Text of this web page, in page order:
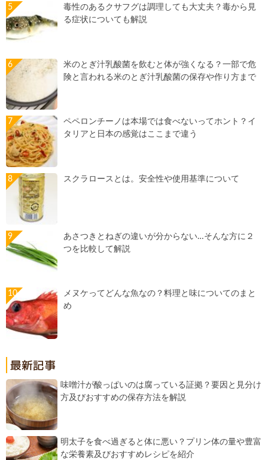
毒性のあるクサフグは調理しても大丈夫？毒から見
る症状についても解説
米のとぎ汁乳酸菌を飲むと体が強くなる？一部で危
険と言われる米のとぎ汁乳酸菌の保存や作り方まで
ペペロンチーノは本場では食べないってホント？イ
タリアと日本の感覚はここまで違う
スクラロースとは。安全性や使用基準について
あさつきとねぎの違いが分からない…そんな方に２
つを比較して解説
メヌケってどんな魚なの？料理と味についてのまと
め
味噌汁が酸っぱいのは腐っている証拠？要因と見分け
方及びおすすめの保存方法を解説
明太子を食べ過ぎると体に悪い？プリン体の量や豊富
な栄養素及びおすすめレシピを紹介